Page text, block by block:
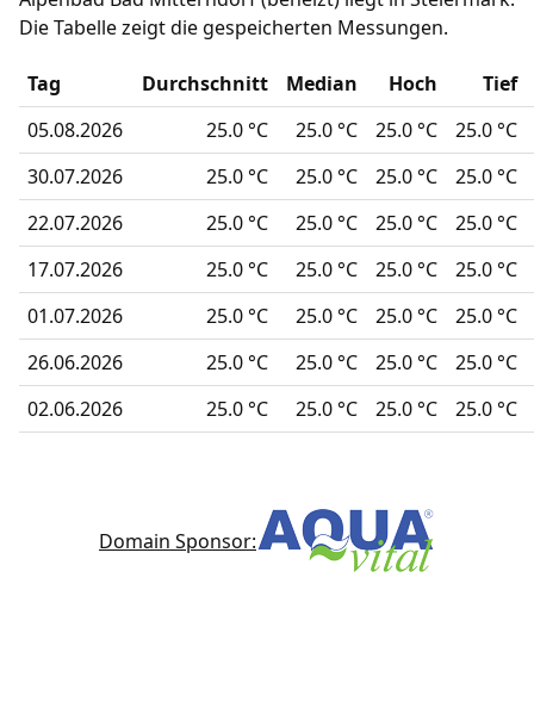
Die Tabelle zeigt die gespeicherten Messungen.
Tag Durchschnitt Median Hoch
Tief
05.08.2026
25.0 °C 25.0 °C 25.0 °C
25.0 °C
30.07.2026
25.0 °C 25.0 °C 25.0 °C
25.0 °C
22.07.2026
25.0 °C 25.0 °C 25.0 °C
25.0 °C
17.07.2026
25.0 °C 25.0 °C 25.0 °C
25.0 °C
01.07.2026
25.0 °C 25.0 °C 25.0 °C
25.0 °C
26.06.2026
25.0 °C 25.0 °C 25.0 °C
25.0 °C
02.06.2026
25.0 °C 25.0 °C 25.0 °C 25.0 °C
Domain Sponsor: